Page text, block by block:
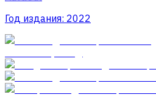
Год издания: 2022